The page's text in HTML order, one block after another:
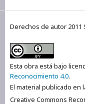
Derechos de autor 2011
Esta obra está bajo
Reconocimiento 4.0.
El material publicado en
Creative Commons